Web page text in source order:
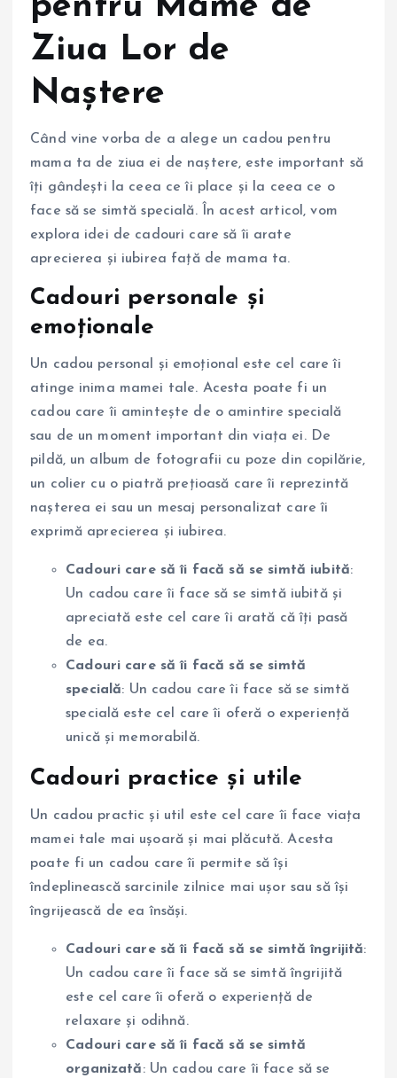
pentru Mame de
Ziua Lor de
Naștere
Când vine vorba de a alege un cadou pentru
mama ta de ziua ei de naștere, este important să
îți gândești la ceea ce îi place și la ceea ce o
face să se simtă specială. În acest articol, vom
explora idei de cadouri care să îi arate
aprecierea și iubirea față de mama ta.
Cadouri personale și
emoționale
Un cadou personal și emoțional este cel care îi
atinge inima mamei tale. Acesta poate fi un
cadou care îi amintește de o amintire specială
sau de un moment important din viața ei. De
pildă, un album de fotografii cu poze din copilărie,
un colier cu o piatră prețioasă care îi reprezintă
nașterea ei sau un mesaj personalizat care îi
exprimă aprecierea și iubirea.
Cadouri care să îi facă să se simtă iubită:
Un cadou care îi face să se simtă iubită și
apreciată este cel care îi arată că îți pasă
de ea.
Cadouri care să îi facă să se simtă
specială: Un cadou care îi face să se simtă
specială este cel care îi oferă o experiență
unică și memorabilă.
Cadouri practice și utile
Un cadou practic și util este cel care îi face viața
mamei tale mai ușoară și mai plăcută. Acesta
poate fi un cadou care îi permite să își
îndeplinească sarcinile zilnice mai ușor sau să își
îngrijească de ea însăși.
Cadouri care să îi facă să se simtă îngrijită:
Un cadou care îi face să se simtă îngrijită
este cel care îi oferă o experiență de
relaxare și odihnă.
Cadouri care să îi facă să se simtă
organizată: Un cadou care îi face să se